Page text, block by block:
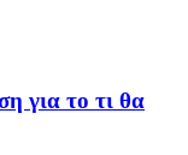
για το τι θα